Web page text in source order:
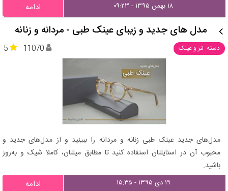
۱۸ بهمن ۱۳۹۵ - ۰۹:۲۳ ادامه
مدل‌ های جدید و زیبای عینک طبی - مردانه و زنانه
دسته: لنز و عینک 5 11070
مدل‌های جدید عینک طبی زنانه و مردانه را ببینید و از مدل‌های جدید و
محبوب آن در استایلتان استفاده کنید تا مطابق میلتان، کاملا شیک و به‌روز
باشید.
۱۹ دی ۱۳۹۵ - ۱۵:۳۵ ادامه